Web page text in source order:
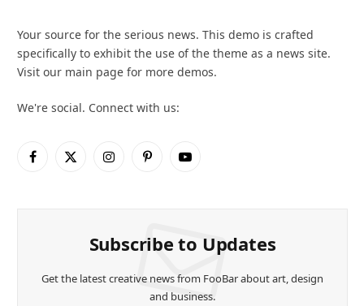
Your source for the serious news. This demo is crafted
specifically to exhibit the use of the theme as a news site.
Visit our main page for more demos.
We're social. Connect with us:
Facebook
X
InstagramPinterestYouTube
Subscribe to Updates
Get the latest creative news from FooBar about art, design
and business.